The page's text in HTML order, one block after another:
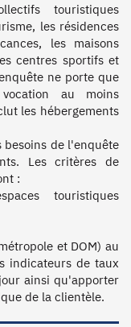
touristiques
les résidences
les maisons
centres sportifs et
ne porte que
au moins
les hébergements
besoins de l'enquête
Les critères de
:
touristiques
et DOM) au
indicateurs de taux
ainsi qu'apporter
de la clientèle.